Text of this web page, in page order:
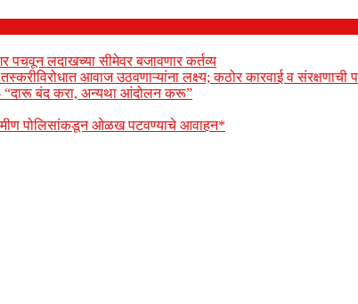
पचवून लदाखच्या सीमेवर बजावणार कर्तव्य
आवाज उठवणाऱ्यांना लक्ष्य; कठोर कारवाई व संरक्षणाची
“दारू बंद करा, अन्यथा आंदोलन करू”
पोलिसांकडून ओळख पटवण्याचे आवाहन*